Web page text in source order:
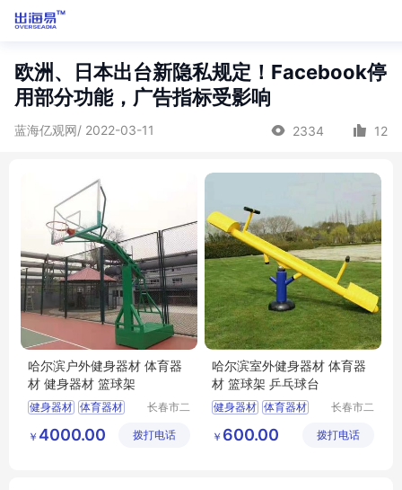
欧洲、日本出台新隐私规定！Facebook停
用部分功能，广告指标受影响
蓝海亿观网/ 2022-03-11 2334 12
哈尔滨户外健身器材 体育器
材 健身器材 篮球架
健身器材 体育器材
长春市二
五金产品
￥ 4000.00 拨打电话
哈尔滨室外健身器材 体育器
材 篮球架 乒乓球台
健身器材 体育器材
长春市二
五金产品
￥ 600.00 拨打电话